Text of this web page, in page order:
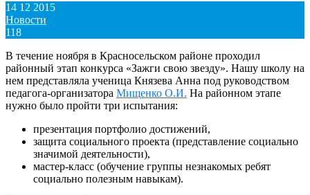
14 12 2015
Новости
118
В течение ноября в Красносельском районе проходил
районный этап конкурса «Зажги свою звезду». Нашу школу на
нем представляла ученица Князева Анна под руководством
педагога-организатора Мищенко О.И. На районном этапе
нужно было пройти три испытания:
презентация портфолио достижений,
защита социального проекта (представление социально
значимой деятельности),
мастер-класс (обучение группы незнакомых ребят
социально полезным навыкам).